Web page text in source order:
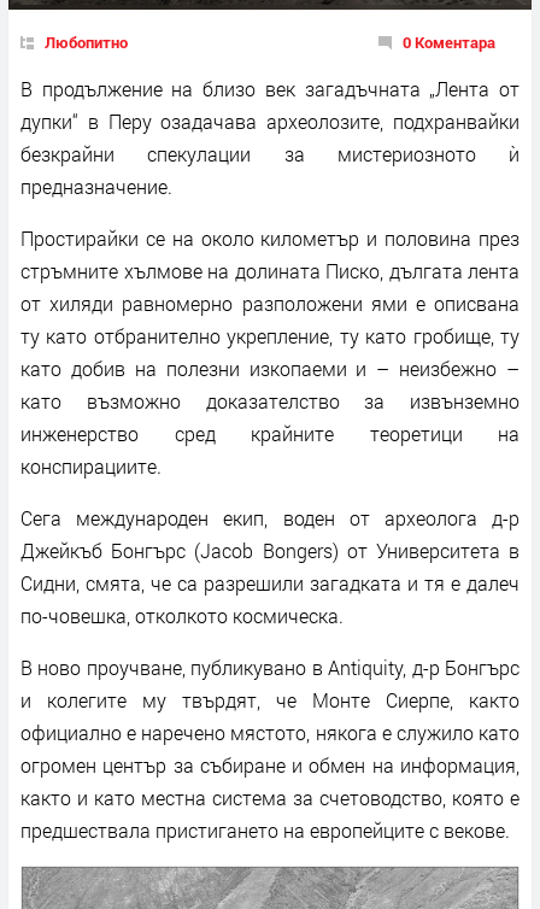
Любопитно 0 Коментара
В продължение на близо век загадъчната „Лента от
дупки“ в Перу озадачава археолозите, подхранвайки
безкрайни спекулации за мистериозното ѝ
предназначение.
Простирайки се на около километър и половина през
стръмните хълмове на долината Писко, дългата лента
от хиляди равномерно разположени ями е описвана
ту като отбранително укрепление, ту като гробище, ту
като добив на полезни изкопаеми и – неизбежно –
като възможно доказателство за извънземно
инженерство сред крайните теоретици на
конспирациите.
Сега международен екип, воден от археолога д-р
Джейкъб Бонгърс (Jacob Bongers) от Университета в
Сидни, смята, че са разрешили загадката и тя е далеч
по-човешка, отколкото космическа.
В ново проучване, публикувано в Antiquity, д-р Бонгърс
и колегите му твърдят, че Монте Сиерпе, както
официално е наречено мястото, някога е служило като
огромен център за събиране и обмен на информация,
както и като местна система за счетоводство, която е
предшествала пристигането на европейците с векове.